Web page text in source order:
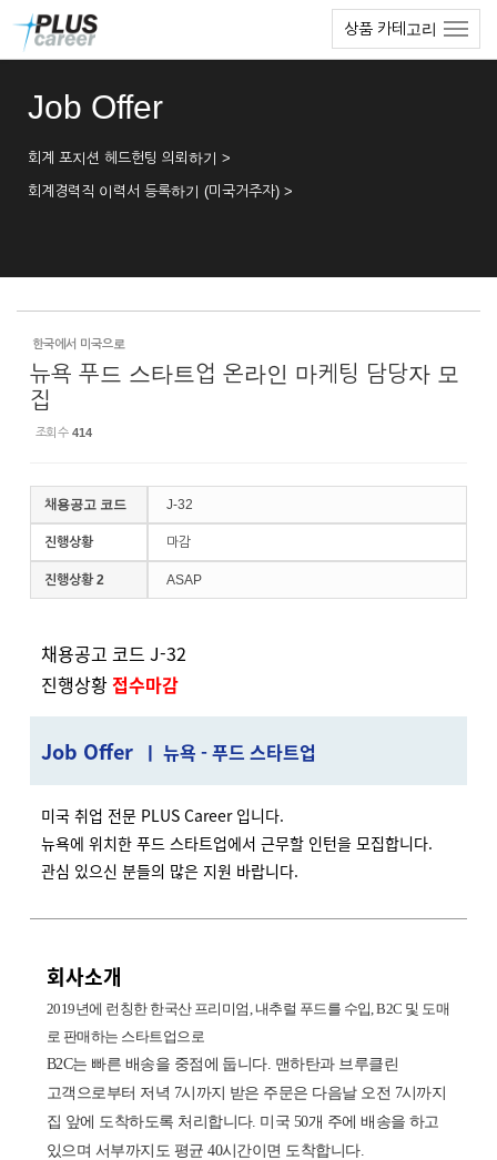
상품 카테고리
Job Offer
회계 포지션 헤드헌팅 의뢰하기 >
회계경력직 이력서 등록하기 (미국거주자) >
한국에서 미국으로
뉴욕 푸드 스타트업 온라인 마케팅 담당자 모
집
조회 수 414
채용공고 코드 J-32
진행상황 마감
진행상황 2 ASAP
채용공고 코드 J-32
진행상황접수마감
Job Offer ㅣ 뉴욕 - 푸드 스타트업
미국 취업 전문 PLUS Career 입니다.
뉴욕에 위치한 푸드 스타트업에서 근무할 인턴을 모집합니다.
관심 있으신 분들의 많은 지원 바랍니다.
회사소개
2019년에 런칭한 한국산 프리미엄,내추럴 푸드를 수입, B2C 및 도매
로 판매하는 스타트업으로
B2C는 빠른 배송을 중점에 둡니다. 맨하탄과 브루클린
고객으로부터 저녁 7시까지 받은 주문은 다음날 오전 7시까지
집 앞에 도착하도록 처리합니다. 미국 50개 주에 배송을 하고
있으며 서부까지도 평균 40시간이면 도착합니다.